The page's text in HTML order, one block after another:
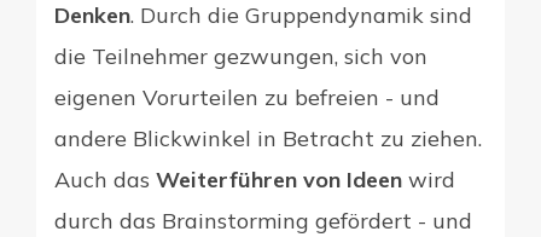
Denken. Durch die Gruppendynamik sind
die Teilnehmer gezwungen, sich von
eigenen Vorurteilen zu befreien - und
andere Blickwinkel in Betracht zu ziehen.
Auch das Weiterführen von Ideen wird
durch das Brainstorming gefördert - und